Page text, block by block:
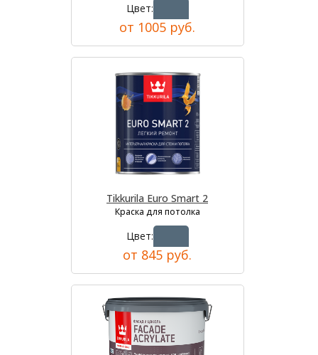
Цвет:
от 1005 руб.
Tikkurila Euro Smart 2
Краска для потолка
Цвет:
от 845 руб.